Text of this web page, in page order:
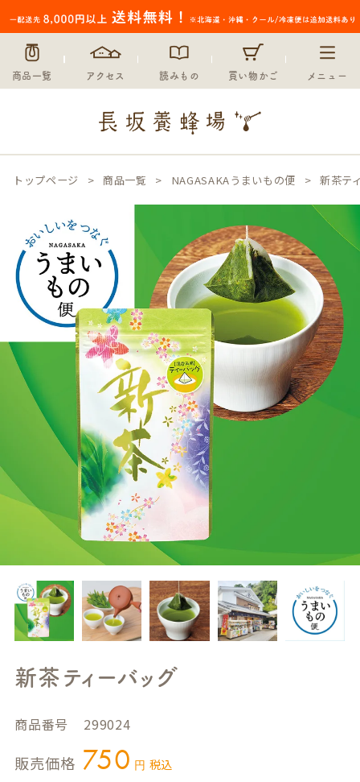
商品一覧 アクセス 読みもの 買い物かご メニュー
トップページ 商品一覧 NAGASAKAうまいもの便 新茶テ
新茶ティーバッグ
商品番号 299024
販売価格 750 税込